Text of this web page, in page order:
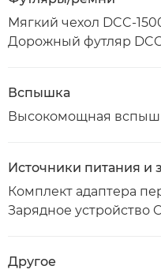
Мягкий чехол DCC-
Дорожный футляр
Вспышка
Высокомощная
Источники питания и
Комплект адаптера
Зарядное устройство
Другое